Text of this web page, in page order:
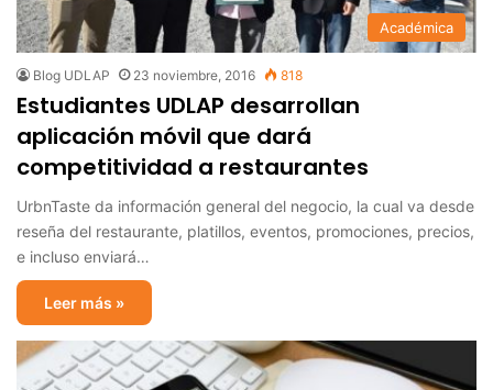
Académica
Blog UDLAP 23 noviembre, 2016 818
Estudiantes UDLAP desarrollan
aplicación móvil que dará
competitividad a restaurantes
UrbnTaste da información general del negocio, la cual va desde
reseña del restaurante, platillos, eventos, promociones, precios,
e incluso enviará…
Leer más »